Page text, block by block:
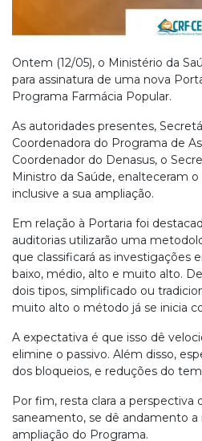
Ontem (12/05), o Ministério da
para assinatura de uma nova
Programa Farmácia Popular.
As autoridades presentes,
Coordenadora do Programa de
Coordenador do Denasus, o
Ministro da Saúde, enalteceram
inclusive a sua ampliação.
Em relação à Portaria foi
auditorias utilizarão uma
que classificará as investigações
baixo, médio, alto e muito alto.
dois tipos, simplificado ou
muito alto o método já se inicia
A expectativa é que isso dê
elimine o passivo. Além disso,
dos bloqueios, e reduções do
Por fim, resta clara a perspectiva
saneamento, se dê andamento
ampliação do Programa.